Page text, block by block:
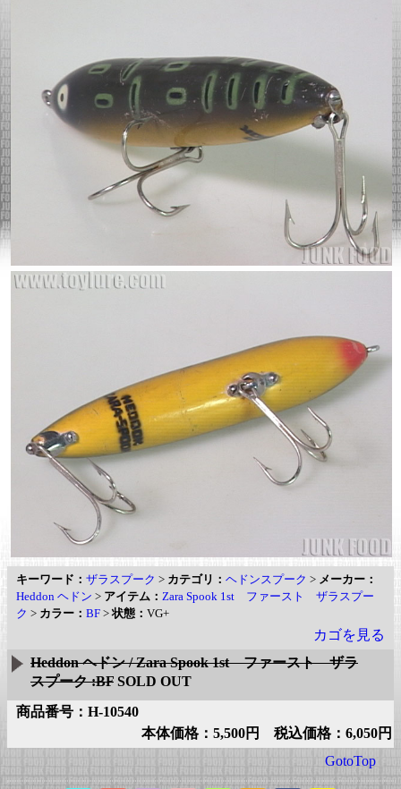
キーワード： ザラスプーク > カテゴリ： ヘドンスプーク > メーカー：
Heddon ヘドン > アイテム： Zara Spook 1st ファースト ザラスプー
ク > カラー： BF >状態： VG+
カゴを見る
Heddon ヘドン / Zara Spook 1st ファースト ザラ
スプーク :BF SOLD OUT
商品番号：H-10540
本体価格：5,500円 税込価格：6,050円
GotoTop